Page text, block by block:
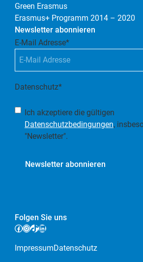
Green Erasmus
Erasmus+ Programm 2014 – 2020
Newsletter abonnieren
E-Mail Adresse*
Datenschutz*
Ich akzeptiere die gültigen
Datenschutzbedingungen,
"Newsletter".
Newsletter abonnieren
Folgen Sie uns
Facebook
Instagram
TikTok
LinkedIn
ImpressumDatenschutz